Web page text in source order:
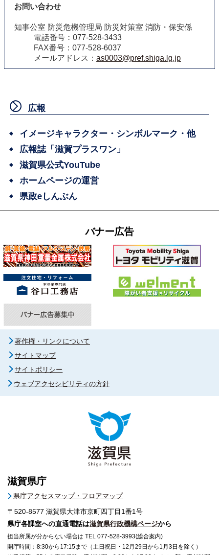
お問い合わせ
知事公室 防災危機管理局 防災対策室 消防・保安係
電話番号：077-528-3433
FAX番号：077-528-6037
メールアドレス： as0003@pref.shiga.lg.jp
広報
イメージキャラクター・シンボルマーク・他
広報誌「滋賀プラスワン」
滋賀県公式YouTube
ホームページの運営
県政eしんぶん
バナー広告
著作権・リンクについて
サイトマップ
サイトポリシー
ウェブアクセシビリティの方針
滋賀県庁
県庁アクセスマップ・フロアマップ
〒520-8577 滋賀県大津市京町四丁目1番1号
県庁各課室への直通電話は滋賀県行政機構ページから
担当所属が分からない場合は TEL 077-528-3993(総合案内)
開庁時間：8:30から17:15まで（土日祝日・12月29日から1月3日を除く）